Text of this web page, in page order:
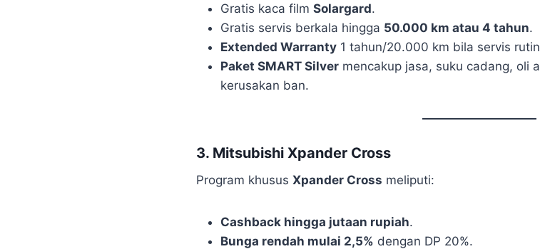
Gratis kaca film Solargard.
Gratis servis berkala hingga 50.000 km atau 4 tahun.
Extended Warranty 1 tahun/20.000 km bila servis
Paket SMART Silver mencakup jasa, suku cadang, oli
kerusakan ban.
3. Mitsubishi Xpander Cross
Program khusus Xpander Cross meliputi:
Cashback hingga jutaan rupiah.
Bunga rendah mulai 2,5% dengan DP 20%.